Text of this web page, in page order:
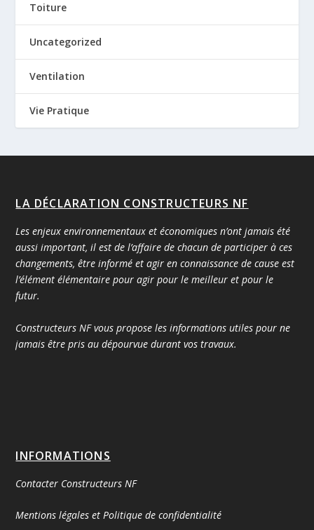
Toiture
Uncategorized
Ventilation
Vie Pratique
LA DÉCLARATION CONSTRUCTEURS NF
Les enjeux environnementaux et économiques n’ont jamais été
aussi important, il est de l’affaire de chacun de participer à ces
changements, être informé et agir en connaissance de cause est
l’élément élémentaire pour agir pour le meilleur et pour le
futur.
Constructeurs NF vous propose les informations utiles pour ne
jamais être pris au dépourvue durant vos travaux.
INFORMATIONS
Contacter Constructeurs NF
Mentions légales et Politique de confidentialité